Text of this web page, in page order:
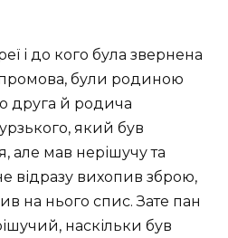
і до кого була звернена
були родиною
друга й родича
який був
але мав нерішучу та
відразу вихопив зброю,
на нього спис. Зате пан
наскільки був